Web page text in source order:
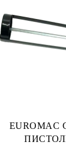
EUROMAC